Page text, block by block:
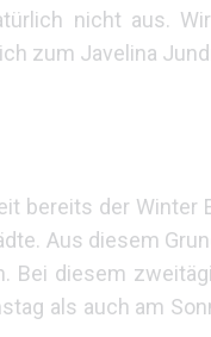
nicht aus.
zum Javelina
bereits der Winter
Aus diesem
Bei diesem
als auch am